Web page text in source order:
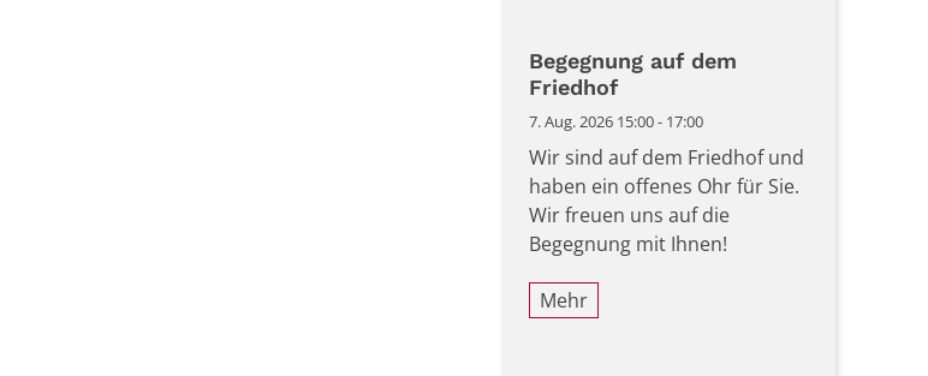
Begegnung auf dem
Friedhof
7. Aug. 2026 15:00 - 17:00
Wir sind auf dem Friedhof und
haben ein offenes Ohr für Sie.
Wir freuen uns auf die
Begegnung mit Ihnen!
Mehr